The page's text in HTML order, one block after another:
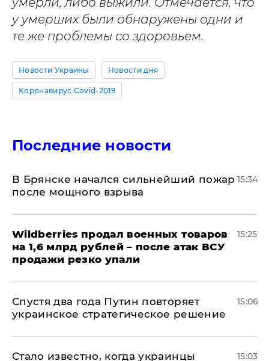
у умерших были обнаружены одни и
те же проблемы со здоровьем.
Новости Украины Новости дня
Коронавирус Covid-2019
Последние новости
В Брянске начался сильнейший пожар
после мощного взрыва
15:34
​Wildberries продал военных товаров
на 1,6 млрд рублей – после атак ВСУ
продажи резко упали
15:25
Спустя два года Путин повторяет
украинское стратегическое решение
15:06
Стало известно, когда украинцы 15:03